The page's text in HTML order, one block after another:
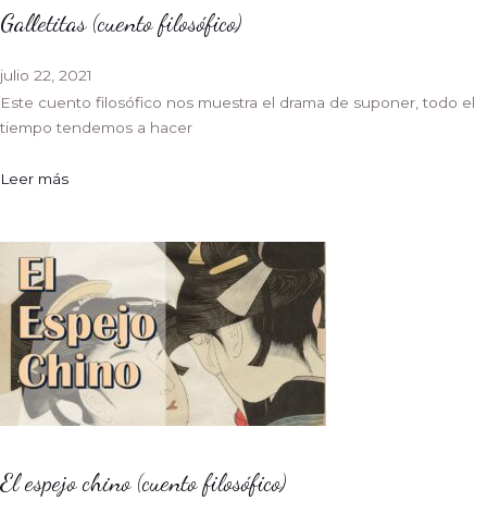
Galletitas (cuento filosófico)
julio 22, 2021
Este cuento filosófico nos muestra el drama de suponer, todo el
tiempo tendemos a hacer
Leer más
El espejo chino (cuento filosófico)